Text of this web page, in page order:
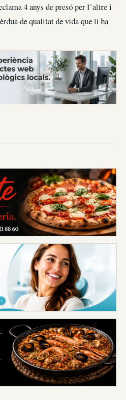
4 anys de presó per l’altre i
de qualitat de vida que li ha